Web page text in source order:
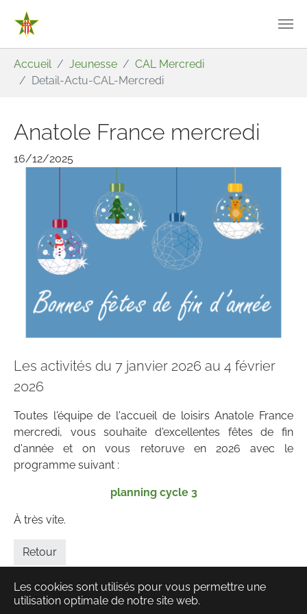
Les cookies sont utilisés pour vous permettre une
utilisation optimale de notre site web.
Accueil Jeunesse
CAL Mercredi
Detail-Actu-CAL-Mercredi
Anatole France mercredi
16/12/2025
Les activités du 7 janvier 2026 au 4 février
2026
Toutes l'équipe de l'accueil de loisirs Anatole France
mercredi, vous souhaite d'excellentes fêtes de fin
d'année et on vous retoruve en 2026 avec le
programme suivant :
planning cycle 3
À très vite.
Retour